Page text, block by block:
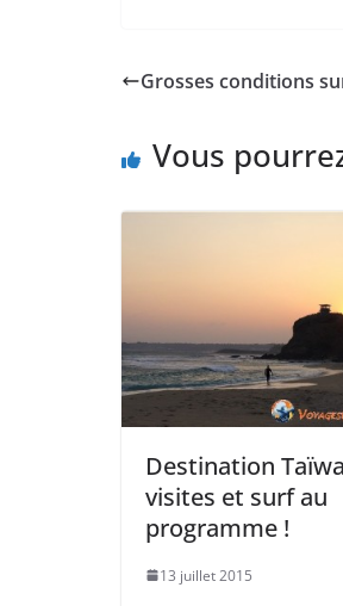
Grosses conditions
Vous
Destination
visites et surf au
programme !
13 juillet 2015